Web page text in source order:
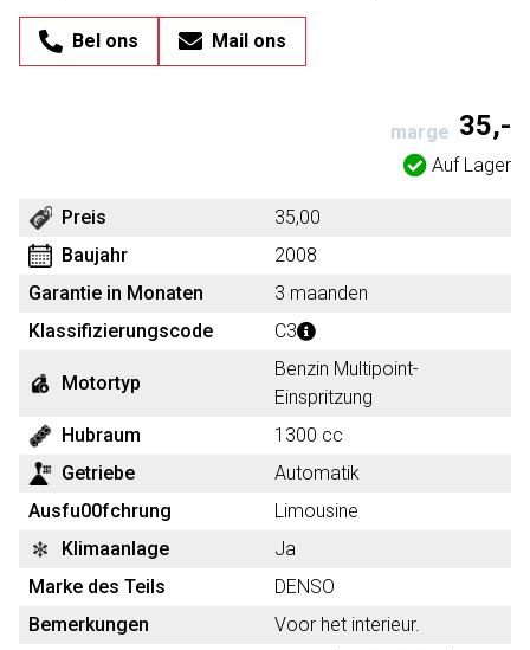
Bel ons Mail ons
marge 35,-
Auf Lager
Preis
35,00
Baujahr
2008
Garantie in Monaten
3 maanden
Klassifizierungscode
C3
Motortyp
Benzin Multipoint-
Einspritzung
Hubraum
1300 cc
Getriebe
Automatik
Ausfu00fchrung
Limousine
Klimaanlage
Ja
Marke des Teils
DENSO
Bemerkungen
Voor het interieur.